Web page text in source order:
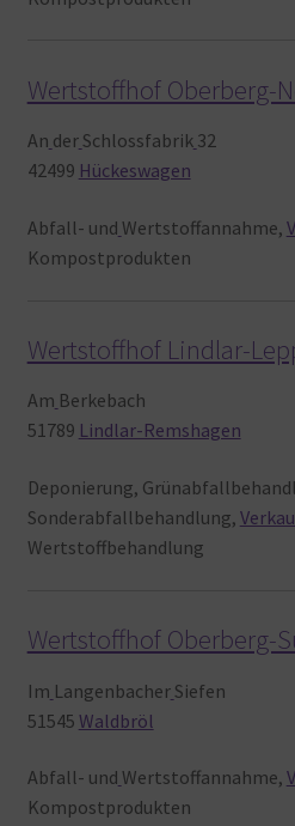
Wertstoffhof Oberberg-
An der Schlossfabrik 32
42499 Hückeswagen
Abfall- und Wertstoffannahme,
Kompostprodukten
Wertstoffhof Lindlar-
Am Berkebach
51789 Lindlar-Remshagen
Deponierung,
Sonderabfallbehandlung,
Wertstoffbehandlung
Wertstoffhof Oberberg-
Im Langenbacher Siefen
51545 Waldbröl
Abfall- und Wertstoffannahme,
Kompostprodukten